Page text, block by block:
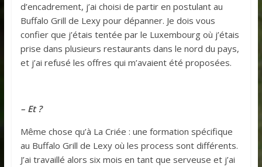
d’encadrement, j’ai choisi de partir en postulant au
Buffalo Grill de Lexy pour dépanner. Je dois vous
confier que j’étais tentée par le Luxembourg où j’étais
prise dans plusieurs restaurants dans le nord du pays,
et j’ai refusé les offres qui m’avaient été proposées.
– Et ?
Même chose qu’à La Criée : une formation spécifique
au Buffalo Grill de Lexy où les process sont différents.
J’ai travaillé alors six mois en tant que serveuse et j’ai